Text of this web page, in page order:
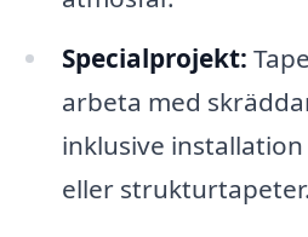
Specialprojekt:
arbeta med
inklusive
eller strukturtapeter.